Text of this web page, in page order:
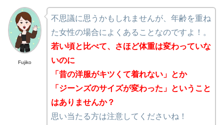
Fujiko
不思議に思うかもしれませんが、年齢を重ね
た女性の場合によくあることなのですよ！。
若い頃と比べて、さほど体重は変わっていな
いのに
「昔の洋服がキツくて着れない」とか
「ジーンズのサイズが変わった」ということ
はありませんか？
思い当たる方は注意してくださいね！